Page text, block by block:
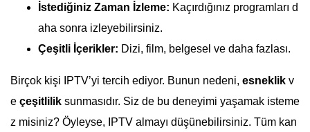
İstediğiniz Zaman İzleme: Kaçırdığınız programları d
aha sonra izleyebilirsiniz.
Çeşitli İçerikler: Dizi, film, belgesel ve daha fazlası.
Birçok kişi IPTV’yi tercih ediyor. Bunun nedeni, esneklik v
e çeşitlilik sunmasıdır. Siz de bu deneyimi yaşamak isteme
z misiniz? Öyleyse, IPTV almayı düşünebilirsiniz. Tüm kan